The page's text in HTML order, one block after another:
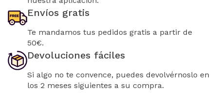
Envíos gratis
Te mandamos tus pedidos gratis a partir de
50€.
Devoluciones fáciles
Si algo no te convence, puedes devolvérnoslo en
los 2 meses siguientes a su compra.